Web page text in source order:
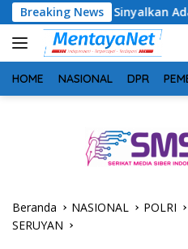
Langsung
ke
konten
Breaking News
Sinyalkan Ada Tersangka
HOME NASIONAL DPR
Beranda NASIONAL POLRI
SERUYAN